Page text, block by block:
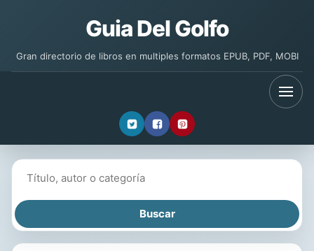
Guia Del Golfo
Gran directorio de libros en multiples formatos EPUB, PDF, MOBI